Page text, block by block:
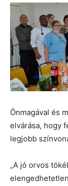
Önmagával és
elvárása, hogy
legjobb
„A jó orvos